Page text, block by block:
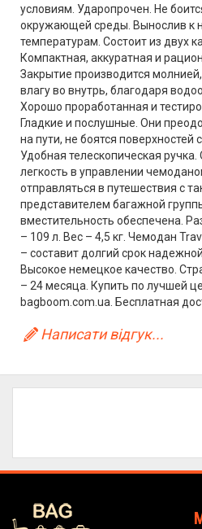
условиям. Ударопрочен. Не
окружающей среды. Вынослив к
температурам. Состоит из двух
Компактная, аккуратная и
Закрытие производится
влагу во внутрь, благодаря
Хорошо проработанная и
Гладкие и послушные. Они
на пути, не боятся поверхностей
Удобная телескопическая
легкость в управлении
отправляться в путешествия с
представителем багажной
вместительность обеспечена.
– 109 л. Вес – 4,5 кг. Чемодан
– составит долгий срок
Высокое немецкое качество.
– 24 месяца. Купить по лучшей
bagboom.com.ua. Бесплатная
Написати відгук...